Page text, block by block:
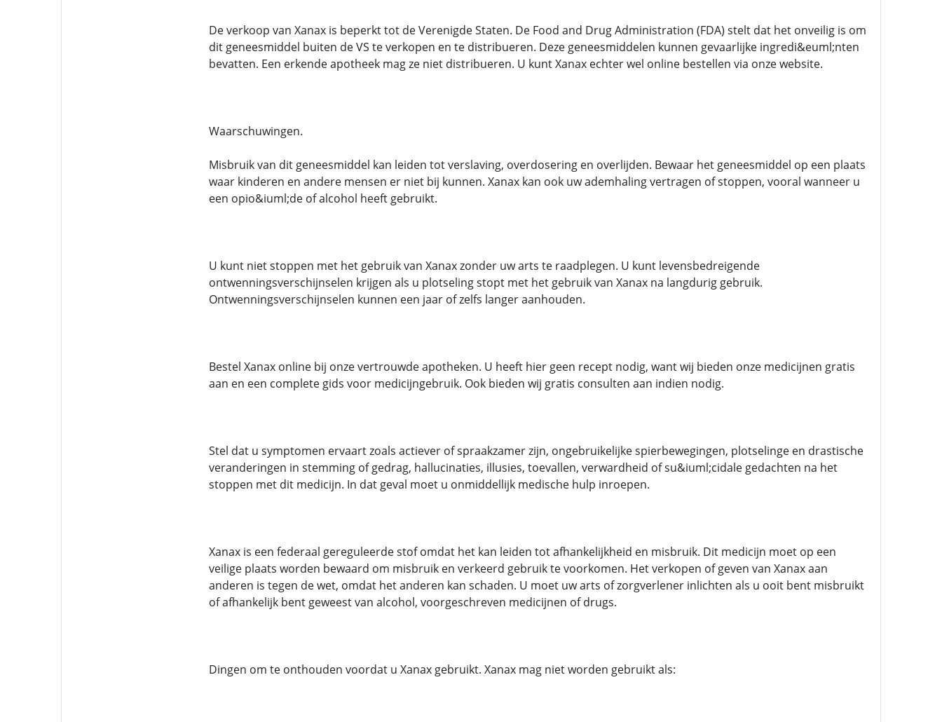
De verkoop van Xanax is beperkt tot de Verenigde Staten. De Food and Drug Administration (FDA) stelt dat het onveilig is om
dit geneesmiddel buiten de VS te verkopen en te distribueren. Deze geneesmiddelen kunnen gevaarlijke ingredi&euml;nten
bevatten. Een erkende apotheek mag ze niet distribueren. U kunt Xanax echter wel online bestellen via onze website.
Waarschuwingen.
Misbruik van dit geneesmiddel kan leiden tot verslaving, overdosering en overlijden. Bewaar het geneesmiddel op een plaats
waar kinderen en andere mensen er niet bij kunnen. Xanax kan ook uw ademhaling vertragen of stoppen, vooral wanneer u
een opio&iuml;de of alcohol heeft gebruikt.
U kunt niet stoppen met het gebruik van Xanax zonder uw arts te raadplegen. U kunt levensbedreigende
ontwenningsverschijnselen krijgen als u plotseling stopt met het gebruik van Xanax na langdurig gebruik.
Ontwenningsverschijnselen kunnen een jaar of zelfs langer aanhouden.
Bestel Xanax online bij onze vertrouwde apotheken. U heeft hier geen recept nodig, want wij bieden onze medicijnen gratis
aan en een complete gids voor medicijngebruik. Ook bieden wij gratis consulten aan indien nodig.
Stel dat u symptomen ervaart zoals actiever of spraakzamer zijn, ongebruikelijke spierbewegingen, plotselinge en drastische
veranderingen in stemming of gedrag, hallucinaties, illusies, toevallen, verwardheid of su&iuml;cidale gedachten na het
stoppen met dit medicijn. In dat geval moet u onmiddellijk medische hulp inroepen.
Xanax is een federaal gereguleerde stof omdat het kan leiden tot afhankelijkheid en misbruik. Dit medicijn moet op een
veilige plaats worden bewaard om misbruik en verkeerd gebruik te voorkomen. Het verkopen of geven van Xanax aan
anderen is tegen de wet, omdat het anderen kan schaden. U moet uw arts of zorgverlener inlichten als u ooit bent misbruikt
of afhankelijk bent geweest van alcohol, voorgeschreven medicijnen of drugs.
Dingen om te onthouden voordat u Xanax gebruikt. Xanax mag niet worden gebruikt als: